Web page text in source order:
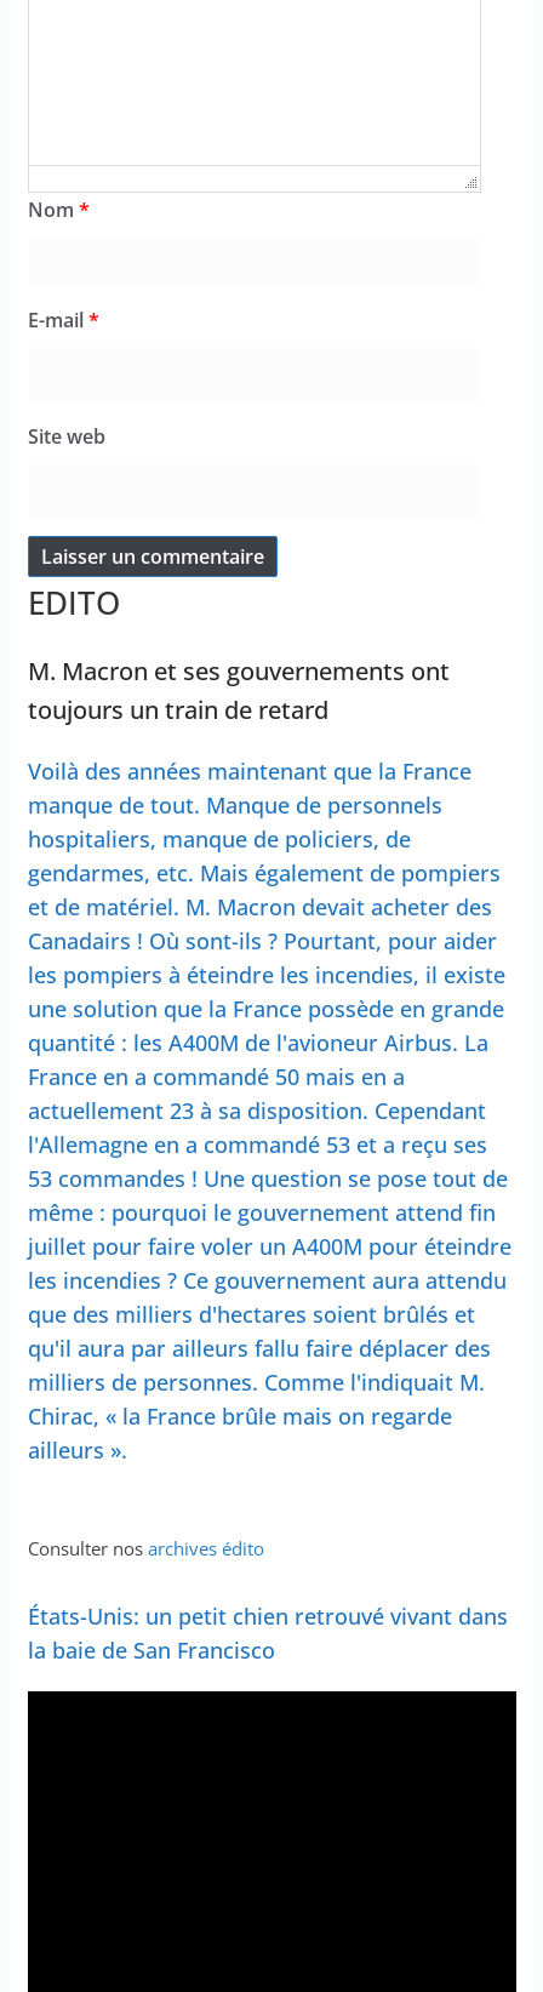
Nom *
E-mail*
Site web
EDITO
M. Macron et ses gouvernements ont
toujours un train de retard
Voilà des années maintenant que la France
manque de tout. Manque de personnels
hospitaliers, manque de policiers, de
gendarmes, etc. Mais également de pompiers
et de matériel. M. Macron devait acheter des
Canadairs ! Où sont-ils ? Pourtant, pour aider
les pompiers à éteindre les incendies, il existe
une solution que la France possède en grande
quantité : les A400M de l'avioneur Airbus. La
France en a commandé 50 mais en a
actuellement 23 à sa disposition. Cependant
l'Allemagne en a commandé 53 et a reçu ses
53 commandes ! Une question se pose tout de
même : pourquoi le gouvernement attend fin
juillet pour faire voler un A400M pour éteindre
les incendies ? Ce gouvernement aura attendu
que des milliers d'hectares soient brûlés et
qu'il aura par ailleurs fallu faire déplacer des
milliers de personnes. Comme l'indiquait M.
Chirac, « la France brûle mais on regarde
ailleurs ».
Consulter nos archives édito
États-Unis: un petit chien retrouvé vivant dans
la baie de San Francisco